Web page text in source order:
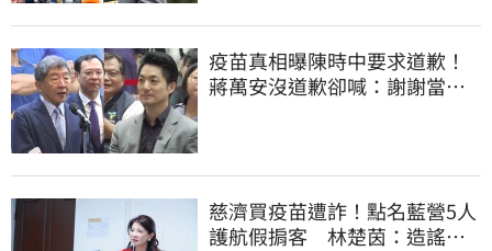
疫苗真相曝陳時中要求道歉！
蔣萬安沒道歉卻喊：謝謝當時
慈濟買疫苗遭詐！點名藍營5人
護航假掮客 林楚茵：造謠政